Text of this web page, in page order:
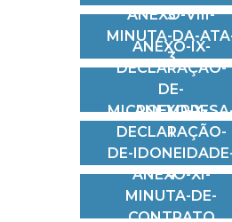
3
ANEXO-VIII-
MINUTA-DA-
3
ANEXO-IX-
DECLARAÇÃO-
DE-
1
ANEXO-X-
DECLARAÇÃO-
DE-
4
ANEXO-XI-
MINUTA-DE-
CONTRATO